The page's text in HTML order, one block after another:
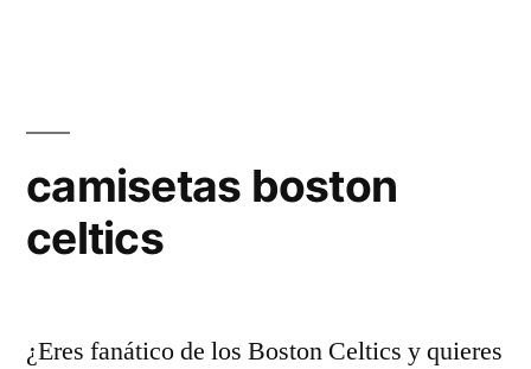
camisetas boston
celtics
¿Eres fanático de los Boston Celtics y quieres